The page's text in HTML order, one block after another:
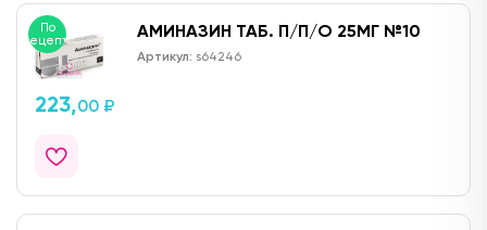
По
рецепту
АМИНАЗИН ТАБ. П/П/О 25МГ №10
Артикул: s64246
223,00 ₽